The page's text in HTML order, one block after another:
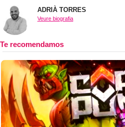
ADRIÀ TORRES
Veure biografia